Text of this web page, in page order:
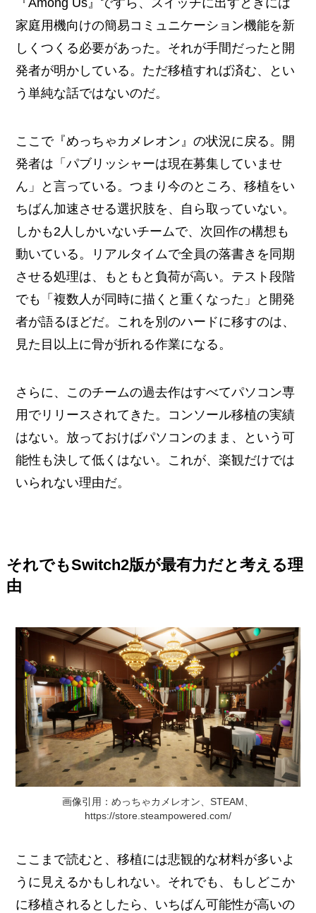
家庭用機向けの簡易コミュニケーション機能を新
しくつくる必要があった。それが手間だったと開
発者が明かしている。ただ移植すれば済む、とい
う単純な話ではないのだ。
ここで『めっちゃカメレオン』の状況に戻る。開
発者は「パブリッシャーは現在募集していませ
ん」と言っている。つまり今のところ、移植をい
ちばん加速させる選択肢を、自ら取っていない。
しかも2人しかいないチームで、次回作の構想も
動いている。リアルタイムで全員の落書きを同期
させる処理は、もともと負荷が高い。テスト段階
でも「複数人が同時に描くと重くなった」と開発
者が語るほどだ。これを別のハードに移すのは、
見た目以上に骨が折れる作業になる。
さらに、このチームの過去作はすべてパソコン専
用でリリースされてきた。コンソール移植の実績
はない。放っておけばパソコンのまま、という可
能性も決して低くはない。これが、楽観だけでは
いられない理由だ。
それでもSwitch2版が最有力だと考える理
由
画像引用：めっちゃカメレオン、STEAM、
https://store.steampowered.com/
ここまで読むと、移植には悲観的な材料が多いよ
うに見えるかもしれない。それでも、もしどこか
に移植されるとしたら、いちばん可能性が高いの